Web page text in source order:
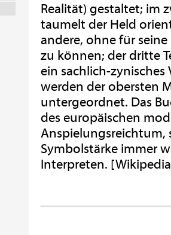
Realität) gestaltet; im
taumelt der Held
andere, ohne für
zu können; der dritte
ein sachlich-
werden der obersten
untergeordnet. Das
des europäischen
Anspielungsreichtum,
Symbolstärke immer
Interpreten.